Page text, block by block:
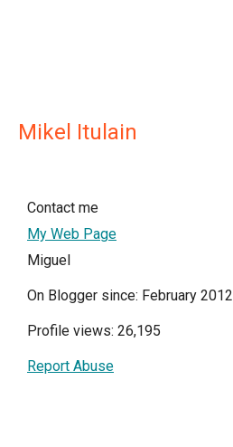
Mikel Itulain
Contact me
My Web Page
Miguel
On Blogger since: February 2012
Profile views: 26,195
Report Abuse